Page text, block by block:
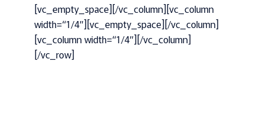
[vc_empty_space][/vc_column][vc_column
width=“1/4″][vc_empty_space][/vc_column]
[vc_column width=“1/4″][/vc_column]
[/vc_row]